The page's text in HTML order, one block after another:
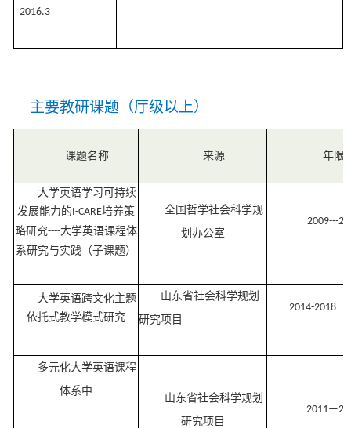
2016.3
主要教研课题（厅级以上）
课题名称 来源 年限
大学英语学习可持续
发展能力的 I-CARE培养策
略研究----大学英语课程体
系研究与实践（子课题）
全国哲学社会科学规
划办公室
2009---
大学英语跨文化主题
依托式教学模式研究
山东省社会科学规划
研究项目
2014-2018
多元化大学英语课程
体系中
山东省社会科学规划
研究项目
2011